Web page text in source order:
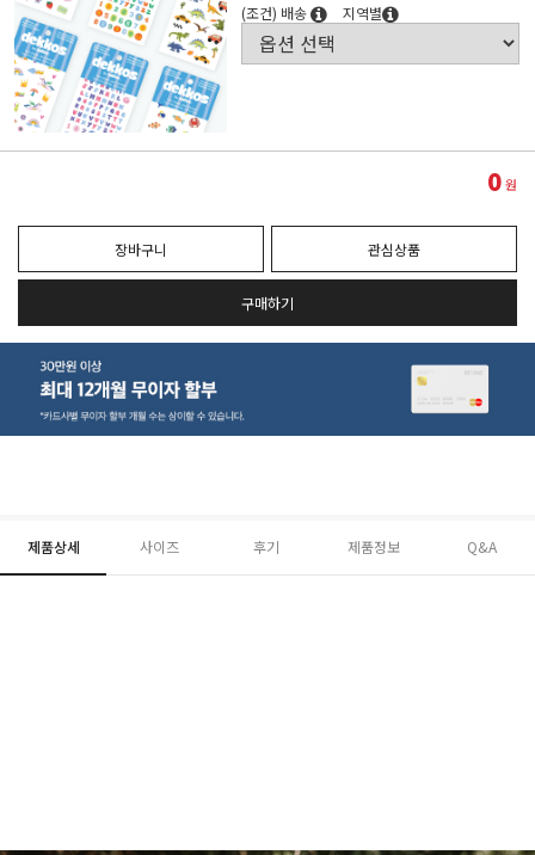
(조건) 배송
지역별
0원
장바구니 관심상품
구매하기
제품상세 사이즈 후기 제품정보 Q&A